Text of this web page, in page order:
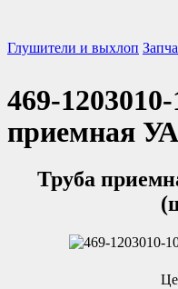
Глушители и выхлоп
469-
приемная
Труба